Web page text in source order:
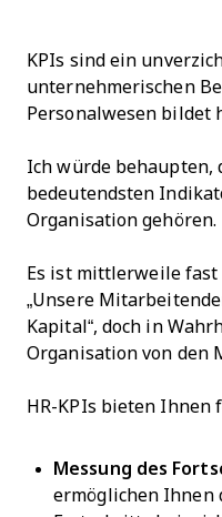
KPIs sind ein
unternehmerischen
Personalwesen bildet
Ich würde behaupten,
bedeutendsten
Organisation gehören.
Es ist mittlerweile fast
„Unsere
Kapital“, doch in
Organisation von den
HR-KPIs bieten Ihnen
Messung des
ermöglichen Ihnen